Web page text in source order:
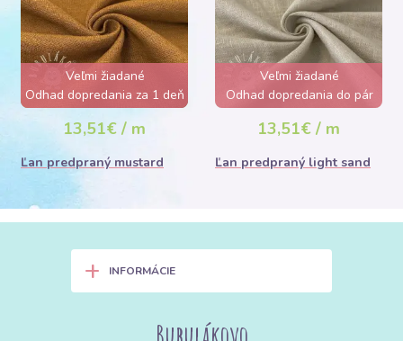
Veľmi žiadané
Odhad dopredania za 1 deň
13,51€ / m
Ľan predpraný mustard
Veľmi žiadané
Odhad dopredania do pár
hodín
13,51€ / m
Ľan predpraný light sand
+ INFORMÁCIE